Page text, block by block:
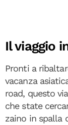
Il viaggio
Pronti a
vacanza
road, questo
che state
zaino in spalla